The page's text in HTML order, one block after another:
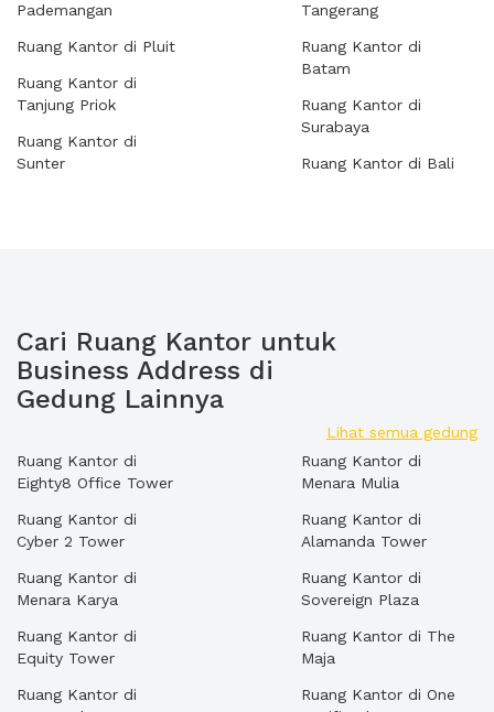
Pademangan
Ruang Kantor di Pluit
Ruang Kantor di
Tanjung Priok
Ruang Kantor di
Sunter
Tangerang
Ruang Kantor di
Batam
Ruang Kantor di
Surabaya
Ruang Kantor di Bali
Cari Ruang Kantor untuk
Business Address di
Gedung Lainnya
Lihat semua gedung
Ruang Kantor di
Eighty8 Office Tower
Ruang Kantor di
Cyber 2 Tower
Ruang Kantor di
Menara Karya
Ruang Kantor di
Equity Tower
Ruang Kantor di
Ruang Kantor di
Menara Mulia
Ruang Kantor di
Alamanda Tower
Ruang Kantor di
Sovereign Plaza
Ruang Kantor di The
Maja
Ruang Kantor di One